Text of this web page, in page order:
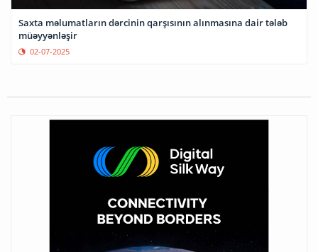
Saxta məlumatların dərcinin qarşısının alınmasına dair tələb
müəyyənləşir
02-07-2025